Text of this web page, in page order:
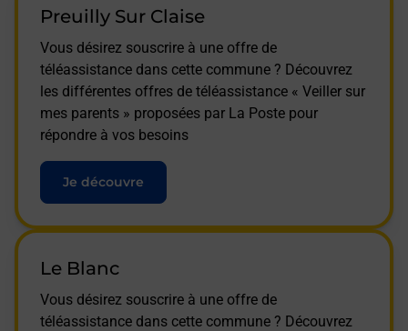
Preuilly Sur Claise
Vous désirez souscrire à une offre de
téléassistance dans cette commune ? Découvrez
les différentes offres de téléassistance « Veiller sur
mes parents » proposées par La Poste pour
répondre à vos besoins
Je découvre
Le Blanc
Vous désirez souscrire à une offre de
téléassistance dans cette commune ? Découvrez